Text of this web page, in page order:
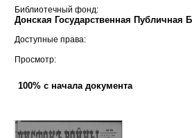
Библиотечный фонд:
Донская Государственная Публичная
Доступные права:
Просмотр:
100% с начала документа